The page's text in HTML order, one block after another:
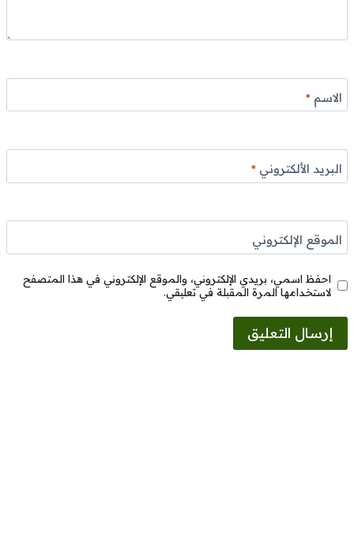
الاسم*
البريد الألكتروني*
الموقع الإلكتروني
احفظ اسمي، بريدي الإلكتروني، والموقع الإلكتروني في هذا المتصفح
لاستخدامها المرة المقبلة في تعليقي.